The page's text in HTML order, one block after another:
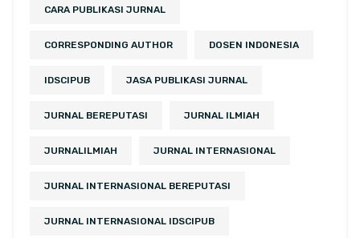
CARA PUBLIKASI JURNAL
CORRESPONDING AUTHOR DOSEN INDONESIA
IDSCIPUB JASA PUBLIKASI JURNAL
JURNAL BEREPUTASI JURNAL ILMIAH
JURNALILMIAH JURNAL INTERNASIONAL
JURNAL INTERNASIONAL BEREPUTASI
JURNAL INTERNASIONAL IDSCIPUB